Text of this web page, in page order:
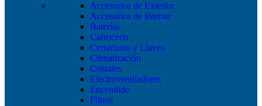
Accesorios de Exterior
Accesorios de Interior
Baterías
Carrocería
Cerraduras y Llaves
Climatización
Cristales
Electroventiladores
Encendido
Filtros